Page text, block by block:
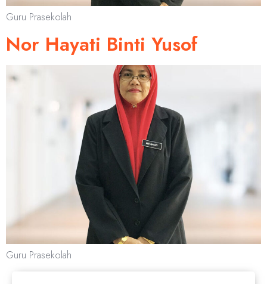
Guru Prasekolah
Nor Hayati Binti Yusof
Guru Prasekolah